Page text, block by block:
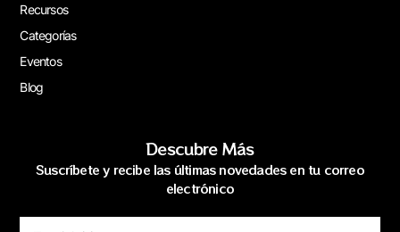
Recursos
Categorías
Eventos
Blog
Descubre Más
Suscríbete y recibe las últimas novedades en tu correo
electrónico